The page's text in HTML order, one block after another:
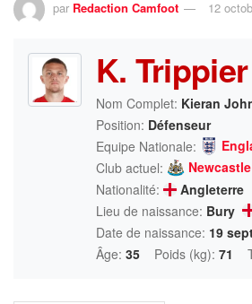
par Redaction Camfoot 12
K. Trippier
Nom Complet: Kieran
Position: Défenseur
Equipe Nationale:
Club actuel:
Newcastle
Nationalité:
Angleterre
Lieu de naissance: Bury
Date de naissance: 19
Âge: 35 Poids (kg): 71